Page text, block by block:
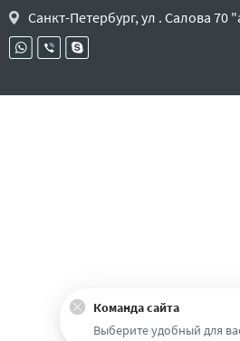
Санкт-Петербург, ул . Салова 70
Команда сайта
Выберите удобный для